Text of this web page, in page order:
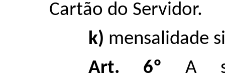
Cartão do Servidor.
k) mensalidade
Art. 6º A